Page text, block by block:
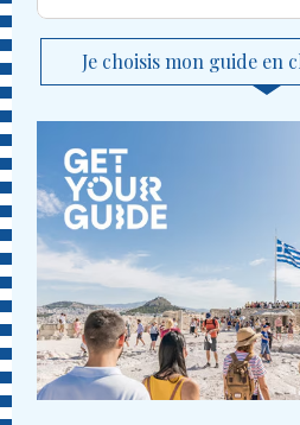
Je choisis mon guide en